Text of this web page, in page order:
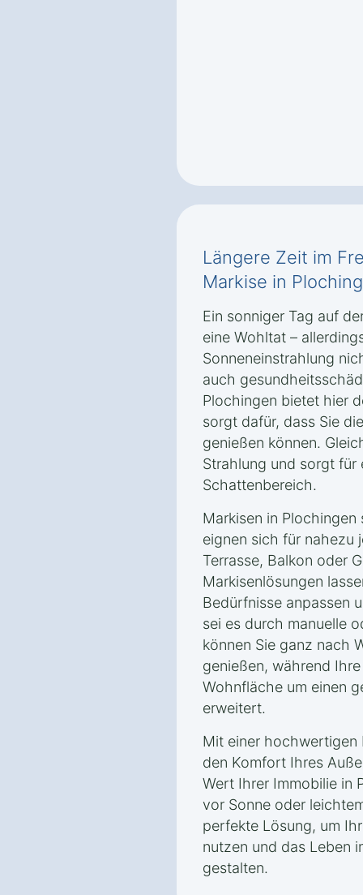
Längere Zeit im
Markise in
Ein sonniger Tag auf
eine Wohltat –
Sonneneinstrahlung
auch
Plochingen bietet hier
sorgt dafür, dass Sie
genießen können.
Strahlung und sorgt für
Schattenbereich.
Markisen in
eignen sich für nahezu
Terrasse, Balkon oder
Markisenlösungen
Bedürfnisse anpassen
sei es durch manuelle
können Sie ganz nach
genießen, während
Wohnfläche um einen
erweitert.
Mit einer hochwertigen
den Komfort Ihres
Wert Ihrer Immobilie in
vor Sonne oder
perfekte Lösung, um
nutzen und das Leben
gestalten.